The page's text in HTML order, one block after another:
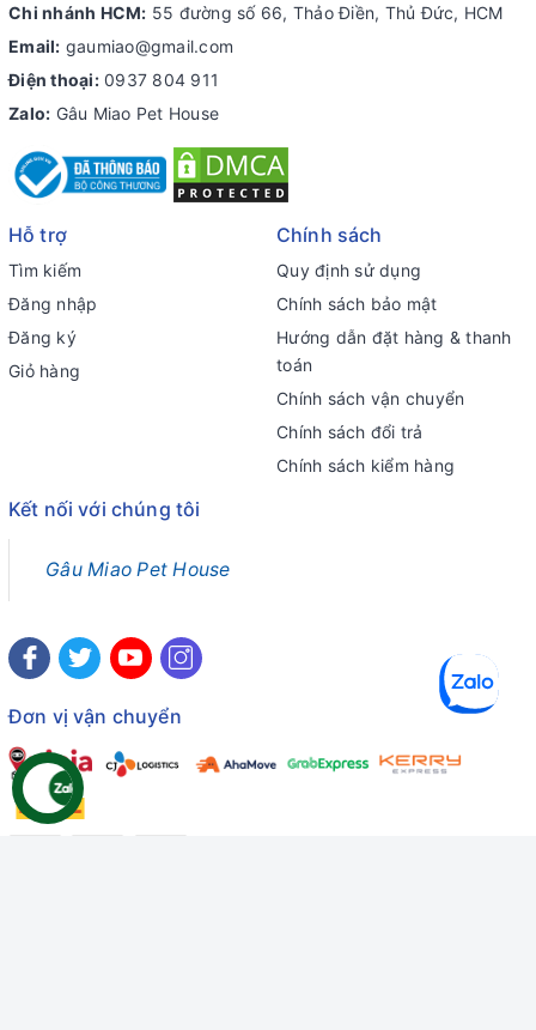
Chi nhánh HCM: 55 đường số 66, Thảo Điền, Thủ Đức, HCM
Email: gaumiao@gmail.com
Điện thoại: 0937 804 911
Zalo: Gâu Miao Pet House
Hỗ trợ
Tìm kiếm
Đăng nhập
Đăng ký
Giỏ hàng
Chính sách
Quy định sử dụng
Chính sách bảo mật
Hướng dẫn đặt hàng & thanh
toán
Chính sách vận chuyển
Chính sách đổi trả
Chính sách kiểm hàng
Kết nối với chúng tôi
Gâu Miao Pet House
Đơn vị vận chuyển